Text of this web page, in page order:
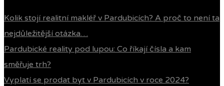
Kolik stojí realitní makléř v Pardubicích? A proč to není ta
nejdůležitější otázka…
Pardubické reality pod lupou: Co říkají čísla a kam
směřuje trh?
Vyplatí se prodat byt v Pardubicích v roce 2024?